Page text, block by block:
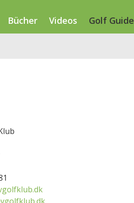
Bücher Videos Golf Guide